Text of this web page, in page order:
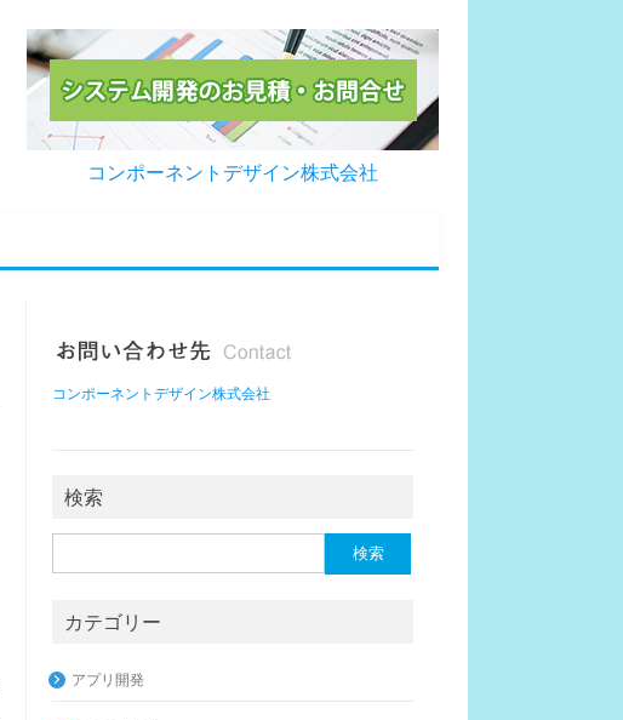
コンポーネントデザイン株式会社
コンポーネントデザイン株式会社
検索
索:
カテゴリー
アプリ開発